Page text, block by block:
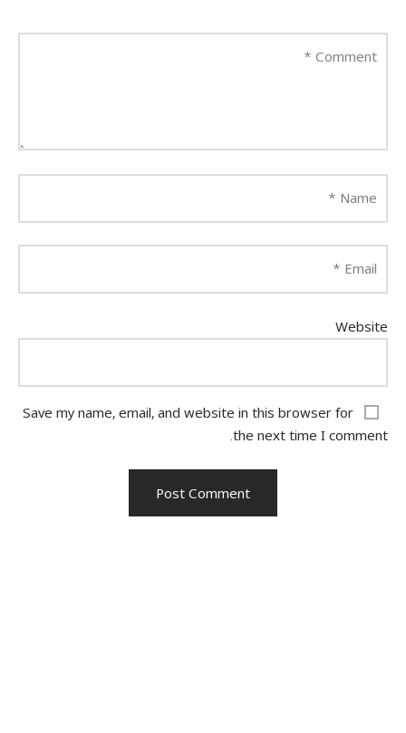
Comment
*
Name
*
Email
*
Website
Save my name, email, and website in this browser for
the next time I comment.